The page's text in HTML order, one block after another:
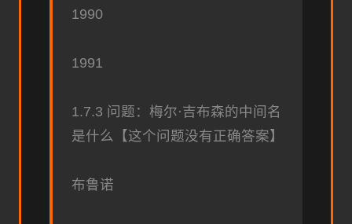
1990
1991
1.7.3 问题：梅尔·吉布森的中间名
是什么【这个问题没有正确答案】
布鲁诺